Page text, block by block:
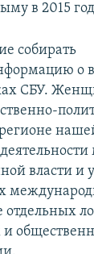
в 2015
собирать
о
СБУ.
власти и
отдельных